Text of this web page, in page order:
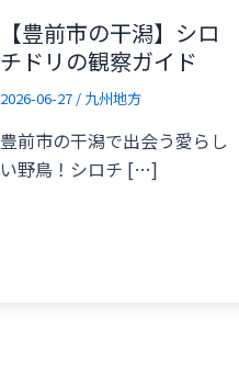
【豊前市の干潟】シロ
チドリの観察ガイド
2026-06-27 / 九州地方
豊前市の干潟で出会う愛らし
い野鳥！シロチ […]